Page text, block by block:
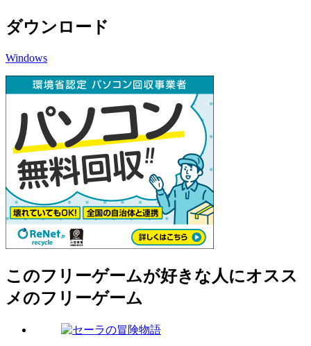
ダウンロード
Windows
このフリーゲームが好きな人にオスス
メのフリーゲーム